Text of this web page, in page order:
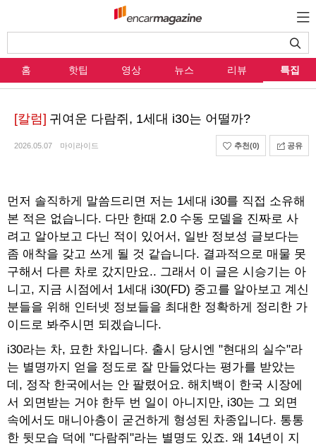
홈 핫팁 영상 뉴스 리뷰 특집
[칼럼] 귀여운 다람쥐, 1세대 i30는 어떨까?
2026.05.07 마이라이드 추천(0) 공유
먼저 솔직하게 말씀드리면 저는 1세대 i30를 직접 소유해
본 적은 없습니다. 다만 한때 2.0 수동 모델을 진짜로 사
려고 알아보고 다닌 적이 있어서, 일반 정보성 글보다는
좀 애착을 갖고 쓰게 될 것 같습니다. 결과적으로 매물 못
구해서 다른 차로 갔지만요.. 그래서 이 글은 시승기는 아
니고, 지금 시점에서 1세대 i30(FD) 중고를 알아보고 계신
분들을 위해 인터넷 정보들을 최대한 정확하게 정리한 가
이드로 봐주시면 되겠습니다.
i30라는 차, 묘한 차입니다. 출시 당시엔 "현대의 실수"라
는 별명까지 얻을 정도로 잘 만들었다는 평가를 받았는
데, 정작 한국에서는 안 팔렸어요. 해치백이 한국 시장에
서 외면받는 거야 한두 번 일이 아니지만, i30는 그 외면
속에서도 매니아층이 굳건하게 형성된 차종입니다. 통통
한 뒷모습 덕에 "다람쥐"라는 별명도 있죠. 왜 14년이 지